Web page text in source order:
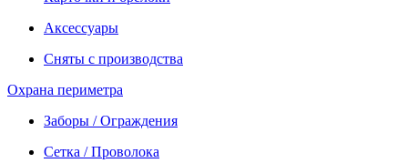
Аксессуары
Сняты с производства
Охрана периметра
Заборы / Ограждения
Сетка / Проволока